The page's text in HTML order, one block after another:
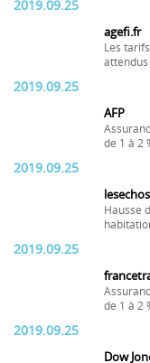
2019.09.25
agefi.fr
Les
attendus
2019.09.25
AFP
de 1 à 2
2019.09.25
Hausse
2019.09.25
de 1 à 2
2019.09.25
Dow